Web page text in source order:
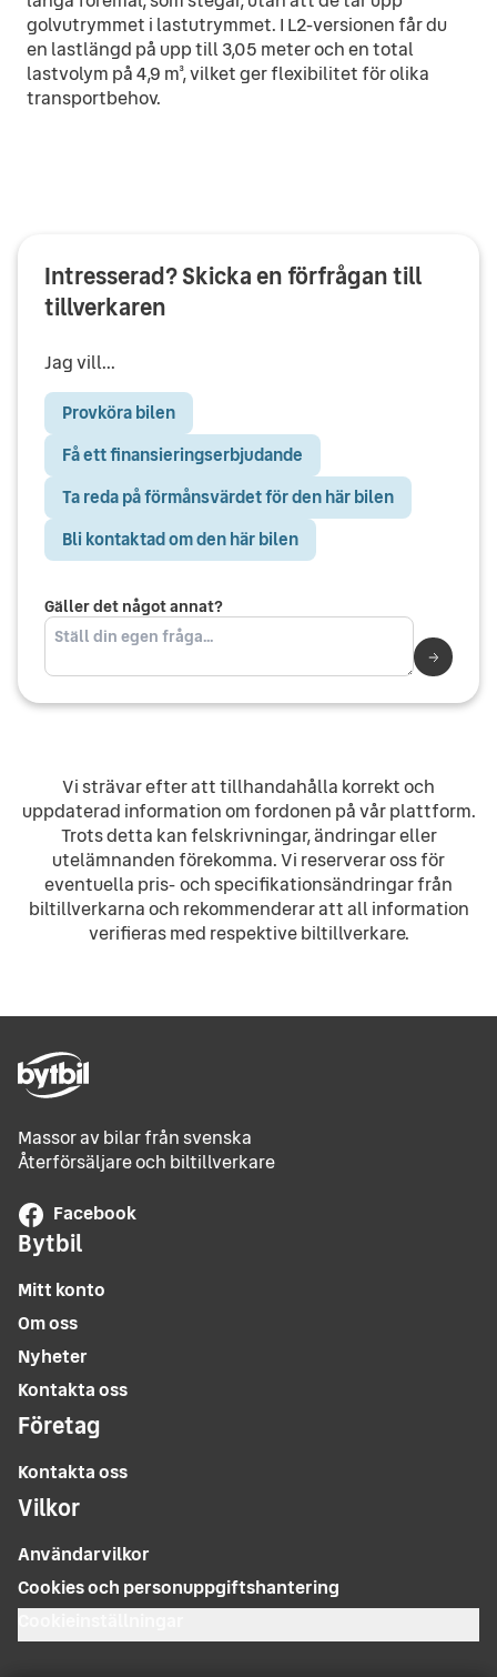
golvutrymmet i lastutrymmet. I L2-versionen får du
en lastlängd på upp till 3,05 meter och en total
lastvolym på 4,9 m³, vilket ger flexibilitet för olika
transportbehov.
Intresserad? Skicka en förfrågan till
tillverkaren
Jag vill...
Provköra bilen
Få ett finansieringserbjudande
Ta reda på förmånsvärdet för den här bilen
Bli kontaktad om den här bilen
Gäller det något annat?
Vi strävar efter att tillhandahålla korrekt och
uppdaterad information om fordonen på vår plattform.
Trots detta kan felskrivningar, ändringar eller
utelämnanden förekomma. Vi reserverar oss för
eventuella pris- och specifikationsändringar från
biltillverkarna och rekommenderar att all information
verifieras med respektive biltillverkare.
Massor av bilar från svenska
Återförsäljare och biltillverkare
Facebook
Bytbil
Mitt konto
Om oss
Nyheter
Kontakta oss
Företag
Kontakta oss
Vilkor
Användarvilkor
Cookies och personuppgiftshantering